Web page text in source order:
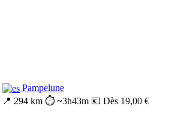
Pampelune
📍 294 km ⏱️ ~3h43m 💶 Dès 19,00 €